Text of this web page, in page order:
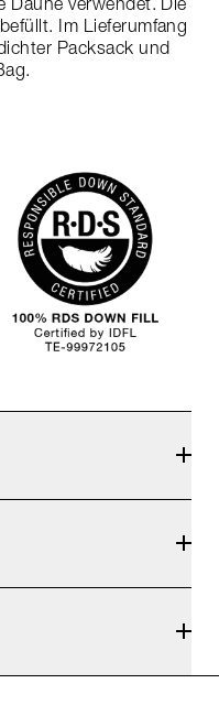
Daune verwendet. Die
Im Lieferumfang
Packsack und